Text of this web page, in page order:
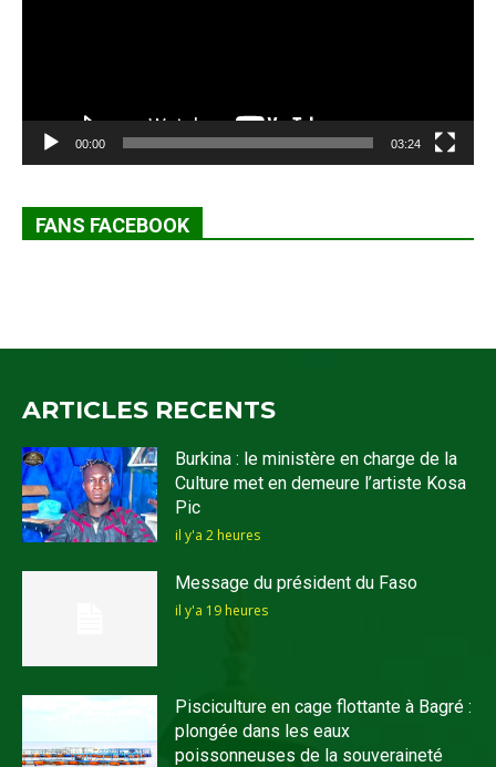
00:00 03:24
FANS FACEBOOK
ARTICLES RECENTS
Burkina : le ministère en charge de la
Culture met en demeure l’artiste Kosa
Pic
il y'a 2 heures
Message du président du Faso
il y'a 19 heures
Pisciculture en cage flottante à Bagré :
plongée dans les eaux
poissonneuses de la souveraineté